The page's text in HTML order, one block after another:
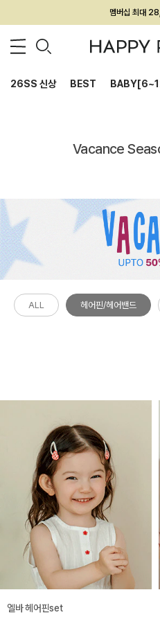
멤버십 최대
26SS 신상 BEST
Vacance
ALL 헤어핀/헤어밴드
엘바 헤어핀set